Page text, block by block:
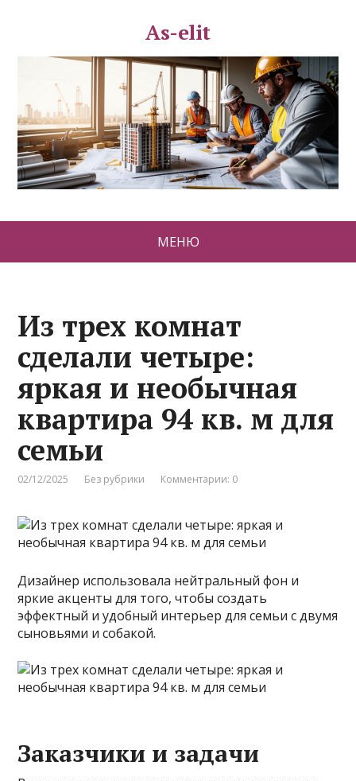
As-elit
МЕНЮ
Из трех комнат
сделали четыре:
яркая и необычная
квартира 94 кв. м для
семьи
02/12/2025 Без рубрики Комментарии: 0
Дизайнер использовала нейтральный фон и
яркие акценты для того, чтобы создать
эффектный и удобный интерьер для семьи с двумя
сыновьями и собакой.
Заказчики и задачи